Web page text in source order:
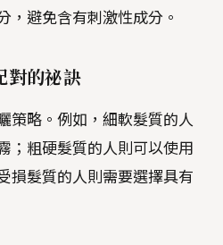
，避免含有刺激性成分。
對的祕訣
策略。例如，細軟髮質的人
；粗硬髮質的人則可以使用
損髮質的人則需要選擇具有